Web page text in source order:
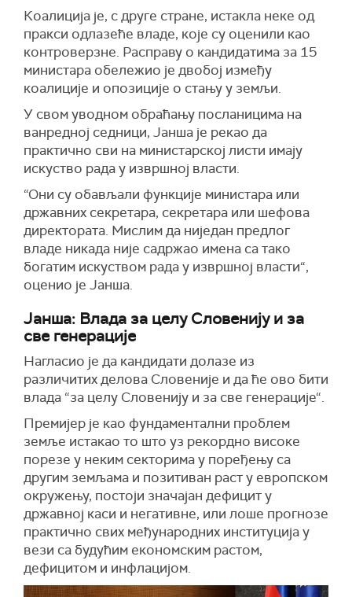
Коалиција је, с друге стране, истакла неке од
пракси одлазеће владе, које су оценили као
контроверзне. Расправу о кандидатима за 15
министара обележио је двобој између
коалиције и опозиције о стању у земљи.
У свом уводном обраћању посланицима на
ванредној седници, Јанша је рекао да
практично сви на министарској листи имају
искуство рада у извршној власти.
“Они су обављали функције министара или
државних секретара, секретара или шефова
директората. Мислим да ниједан предлог
владе никада није садржао имена са тако
богатим искуством рада у извршној власти“,
оценио је Јанша.
Јанша: Влада за целу Словенију и за
све генерације
Нагласио је да кандидати долазе из
различитих делова Словеније и да ће ово бити
влада “за целу Словенију и за све генерације“.
Премијер је као фундаментални проблем
земље истакао то што уз рекордно високе
порезе у неким секторима у поређењу са
другим земљама и позитиван раст у европском
окружењу, постоји значајан дефицит у
државној каси и негативне, или лоше прогнозе
практично свих међународних институција у
вези са будућим економским растом,
дефицитом и инфлацијом.